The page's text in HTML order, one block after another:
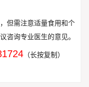
但需注意适量食用和个
咨询专业医生的意见。
（长按复制）